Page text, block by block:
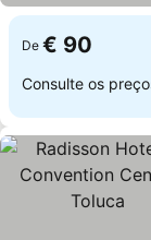
De € 90
Consulte os